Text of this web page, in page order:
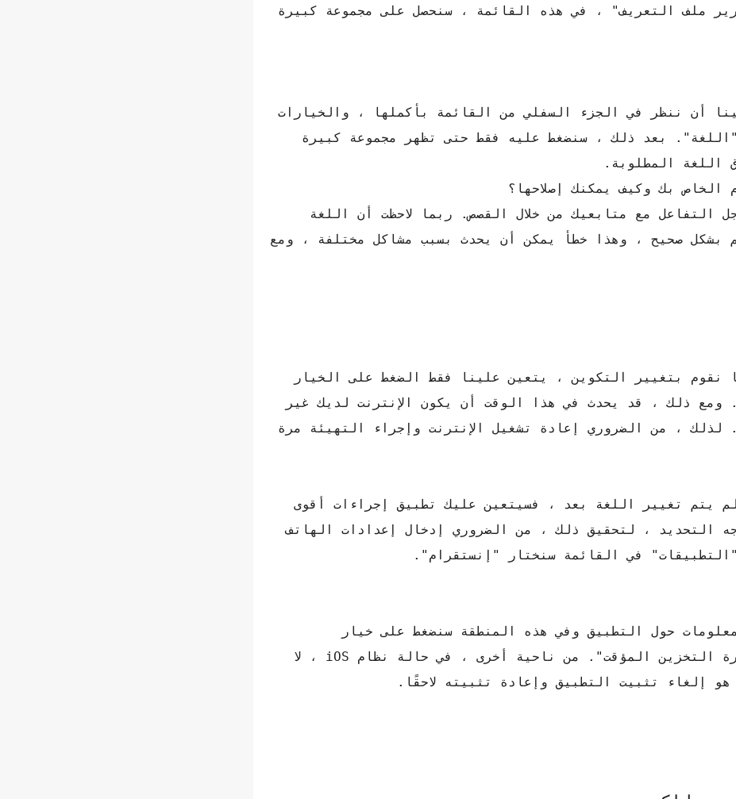
ملف التعريف" ، في هذه القائمة ، سنحصل على مجموعة كبيرة
أن ننظر في الجزء السفلي من القائمة بأكملها ، والخيارات
بعد ذلك ، سنضغط عليه فقط حتى تظهر مجموعة كبيرة
اللغة المطلوبة.
الخاص بك وكيف يمكنك إصلاحها؟
التفاعل مع متابعيك من خلال القصص. ربما لاحظت أن اللغة
بشكل صحيح ، وهذا خطأ يمكن أن يحدث بسبب مشاكل مختلفة ، ومع
بتغيير التكوين ، يتعين علينا فقط الضغط على الخيار
ومع ذلك ، قد يحدث في هذا الوقت أن يكون الإنترنت لديك غير
لذلك ، من الضروري إعادة تشغيل الإنترنت وإجراء التهيئة مرة
يتم تغيير اللغة بعد ، فسيتعين عليك تطبيق إجراءات أقوى
التحديد ، لتحقيق ذلك ، من الضروري إدخال إعدادات الهاتف
في القائمة سنختار "إنستقرام".
حول التطبيق وفي هذه المنطقة سنضغط على خيار
"التخزين" للضغط أخيرًا على زر "حذف ذاكرة التخزين المؤقت". من ناحية أخرى ، في حالة نظام iOS ، لا
إلغاء تثبيت التطبيق وإعادة تثبيته لاحقًا.